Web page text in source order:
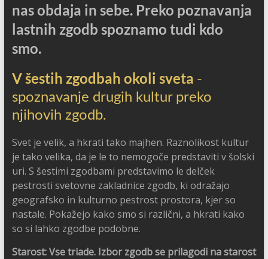
nas obdaja in sebe. Preko poznavanja
lastnih zgodb spoznamo tudi kdo
smo.
V šestih zgodbah okoli sveta -
spoznavanje drugih kultur preko
njihovih zgodb.
Svet je velik, a hkrati tako majhen. Raznolikost kultur
je tako velika, da je le to nemogoče predstaviti v šolski
uri. S šestimi zgodbami predstavimo le delček
pestrosti svetovne zakladnice zgodb, ki odražajo
geografsko in kulturno pestrost prostora, kjer so
nastale. Pokažejo kako smo si različni, a hkrati kako
so si lahko zgodbe podobne.
Starost: Vse triade. Izbor zgodb se prilagodi na starost